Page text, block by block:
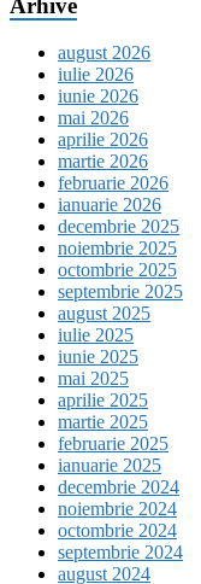
Arhive
august 2026
iulie 2026
iunie 2026
mai 2026
aprilie 2026
martie 2026
februarie 2026
ianuarie 2026
decembrie 2025
noiembrie 2025
octombrie 2025
septembrie 2025
august 2025
iulie 2025
iunie 2025
mai 2025
aprilie 2025
martie 2025
februarie 2025
ianuarie 2025
decembrie 2024
noiembrie 2024
octombrie 2024
septembrie 2024
august 2024